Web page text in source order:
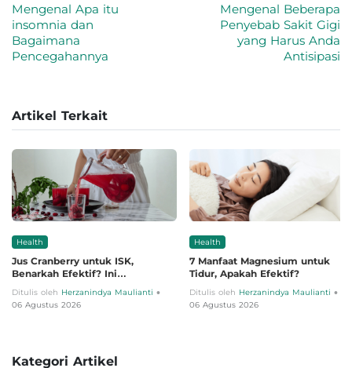
Mengenal Apa itu
insomnia dan
Bagaimana
Pencegahannya
Mengenal Beberapa
Penyebab Sakit Gigi
yang Harus Anda
Antisipasi
Artikel Terkait
Health
Jus Cranberry untuk ISK,
Benarkah Efektif? Ini
Ditulis oleh Herzanindya Maulianti •
06 Agustus 2026
Health
7 Manfaat Magnesium untuk
Tidur, Apakah Efektif?
Ditulis oleh Herzanindya Maulianti •
06 Agustus 2026
Kategori Artikel